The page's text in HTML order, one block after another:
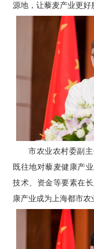
源地，让藜麦产业更好
市农业农村委副
既往地对藜麦健康产
技术、资金等要素在
康产业成为上海都市农